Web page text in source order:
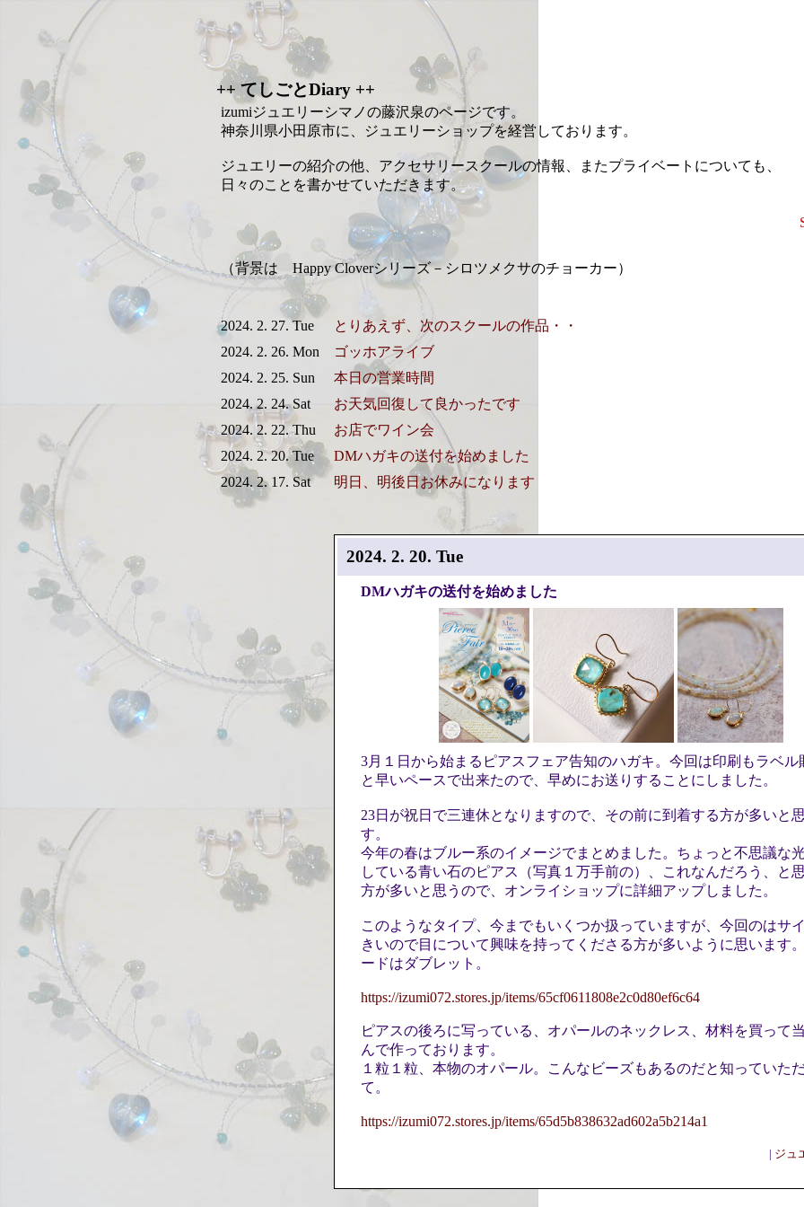
++ てしごとDiary ++
izumiジュエリーシマノの藤沢泉のページです。
神奈川県小田原市に、ジュエリーショップを経営しております。
ジュエリーの紹介の他、アクセサリースクールの情報、またプライベートについても、
日々のことを書かせていただきます。
（背景は Happy Cloverシリーズ－シロツメクサのチョーカー）
2024. 2. 27. Tue
とりあえず、次のスクールの作品・・
2024. 2. 26. Mon
ゴッホアライブ
2024. 2. 25. Sun
本日の営業時間
2024. 2. 24. Sat
お天気回復して良かったです
2024. 2. 22. Thu
お店でワイン会
2024. 2. 20. Tue
DMハガキの送付を始めました
2024. 2. 17. Sat
明日、明後日お休みになります
2024. 2. 20. Tue
DMハガキの送付を始めました
3月１日から始まるピアスフェア告知のハガキ。今回は印刷もラベル
と早いペースで出来たので、早めにお送りすることにしました。
23日が祝日で三連休となりますので、その前に到着する方が多いと
す。
今年の春はブルー系のイメージでまとめました。ちょっと不思議な
している青い石のピアス（写真１万手前の）、これなんだろう、と
方が多いと思うので、オンライショップに詳細アップしました。
このようなタイプ、今までもいくつか扱っていますが、今回のはサ
きいので目について興味を持ってくださる方が多いように思います
ードはダブレット。
https://izumi072.stores.jp/items/65cf0611808e2c0d80ef6c64
ピアスの後ろに写っている、オパールのネックレス、材料を買って
んで作っております。
１粒１粒、本物のオパール。こんなビーズもあるのだと知っていた
て。
https://izumi072.stores.jp/items/65d5b838632ad602a5b214a1
| ジュ